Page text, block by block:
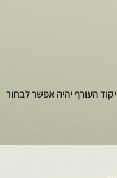
העורף יהיה אפשר לבחור